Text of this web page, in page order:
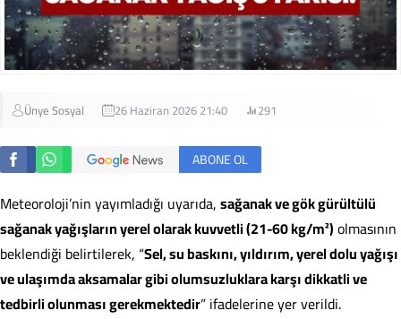
Ünye Sosyal 26 Haziran 2026 21:40 291
ABONE OL
Meteoroloji’nin yayımladığı uyarıda,sağanak ve gök gürültülü
sağanak yağışların yerel olarak kuvvetli (21-60 kg/m²)olmasının
beklendiği belirtilerek, “Sel, su baskını, yıldırım, yerel dolu yağışı
ve ulaşımda aksamalar gibi olumsuzluklara karşı dikkatli ve
tedbirli olunması gerekmektedir” ifadelerine yer verildi.